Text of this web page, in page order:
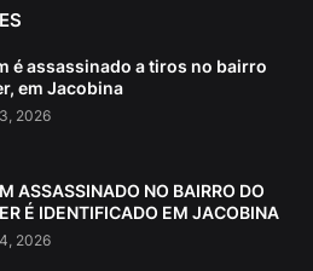
é assassinado a tiros no bairro
em Jacobina
2026
ASSASSINADO NO BAIRRO DO
É IDENTIFICADO EM JACOBINA
2026